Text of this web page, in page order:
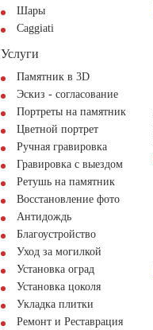
Шары
Сaggiati
Услуги
Памятник в 3D
Эскиз - согласование
Портреты на памятник
Цветной портрет
Ручная гравировка
Гравировка с выездом
Ретушь на памятник
Восстановление фото
Антидождь
Благоустройство
Уход за могилкой
Установка оград
Установка цоколя
Укладка плитки
Ремонт и Реставрация